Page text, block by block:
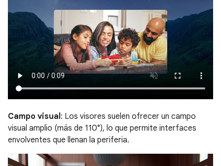
Campo visual : Los visores suelen ofrecer un campo
visual amplio (más de 110°), lo que permite interfaces
envolventes que llenan la periferia.